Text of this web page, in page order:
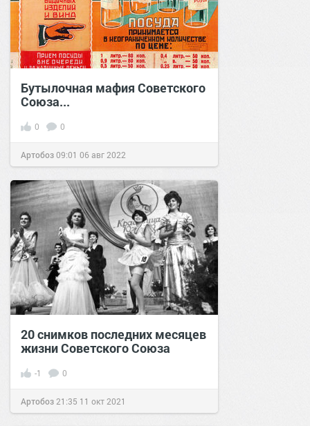
Бутылочная мафия Советского
Союза...
0 0
Артобоз09:01 06 авг 2022
20 снимков последних месяцев
жизни Советского Союза
-1 0
Артобоз 21:35 11 окт 2021